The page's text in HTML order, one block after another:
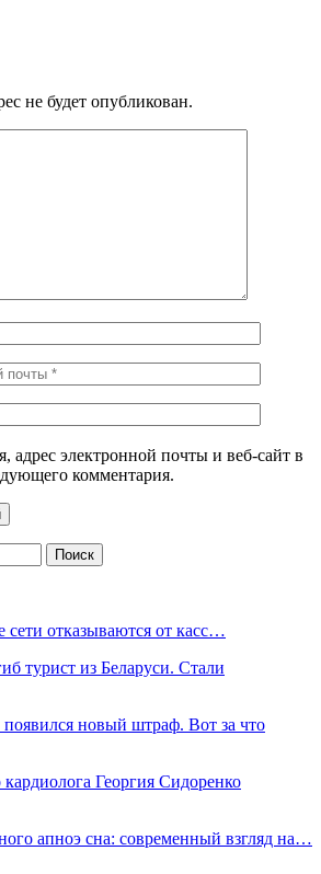
не будет опубликован.
адрес электронной почты и веб-сайт в
комментария.
сети отказываются от касс…
турист из Беларуси. Стали
новый штраф. Вот за что
кардиолога Георгия Сидоренко
апноэ сна: современный взгляд на…